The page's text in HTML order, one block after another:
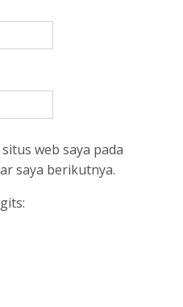
web saya pada
saya berikutnya.